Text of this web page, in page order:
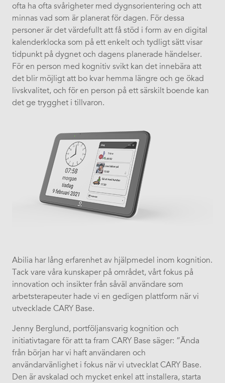
ofta ha ofta svårigheter med dygnsorientering och att
minnas vad som är planerat för dagen. För dessa
personer är det värdefullt att få stöd i form av en digital
kalenderklocka som på ett enkelt och tydligt sätt visar
tidpunkt på dygnet och dagens planerade händelser.
För en person med kognitiv svikt kan det innebära att
det blir möjligt att bo kvar hemma längre och ge ökad
livskvalitet, och för en person på ett särskilt boende kan
det ge trygghet i tillvaron.
Abilia har lång erfarenhet av hjälpmedel inom kognition.
Tack vare våra kunskaper på området, vårt fokus på
innovation och insikter från såväl användare som
arbetsterapeuter hade vi en gedigen plattform när vi
utvecklade CARY Base.
Jenny Berglund, portföljansvarig kognition och
initiativtagare för att ta fram CARY Base säger: ”Ända
från början har vi haft användaren och
användarvänlighet i fokus när vi utvecklat CARY Base.
Den är avskalad och mycket enkel att installera, starta